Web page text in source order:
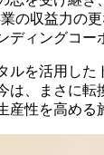
の収益力
ィングコー
を活用し
、まさに
性を高め